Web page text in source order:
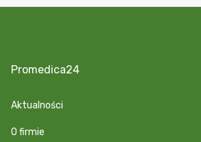
Promedica24
Aktualności
O firmie